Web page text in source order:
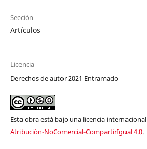
Sección
Artículos
Licencia
Derechos de autor 2021 Entramado
Esta obra está bajo una licencia internacional
Atribución-NoComercial-CompartirIgual 4.0.